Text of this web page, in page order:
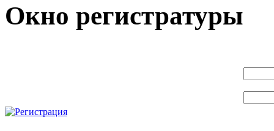
Окно регистратуры